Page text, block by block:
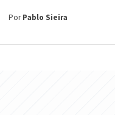
PorPablo Sieira